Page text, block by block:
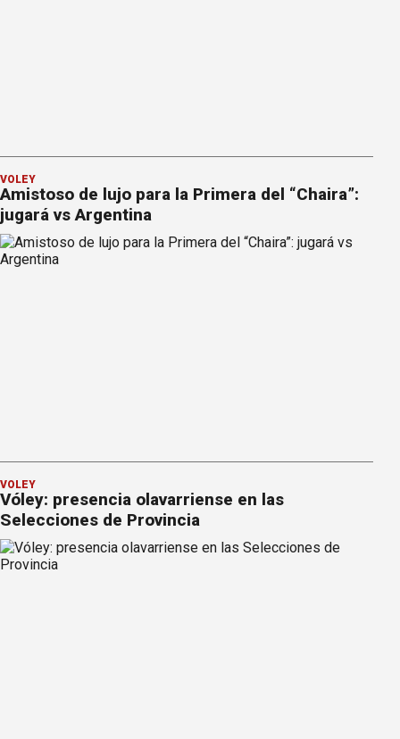
VÓLEY
Amistoso de lujo para la Primera del “Chaira”:
jugará vs Argentina
VÓLEY
Vóley: presencia olavarriense en las
Selecciones de Provincia